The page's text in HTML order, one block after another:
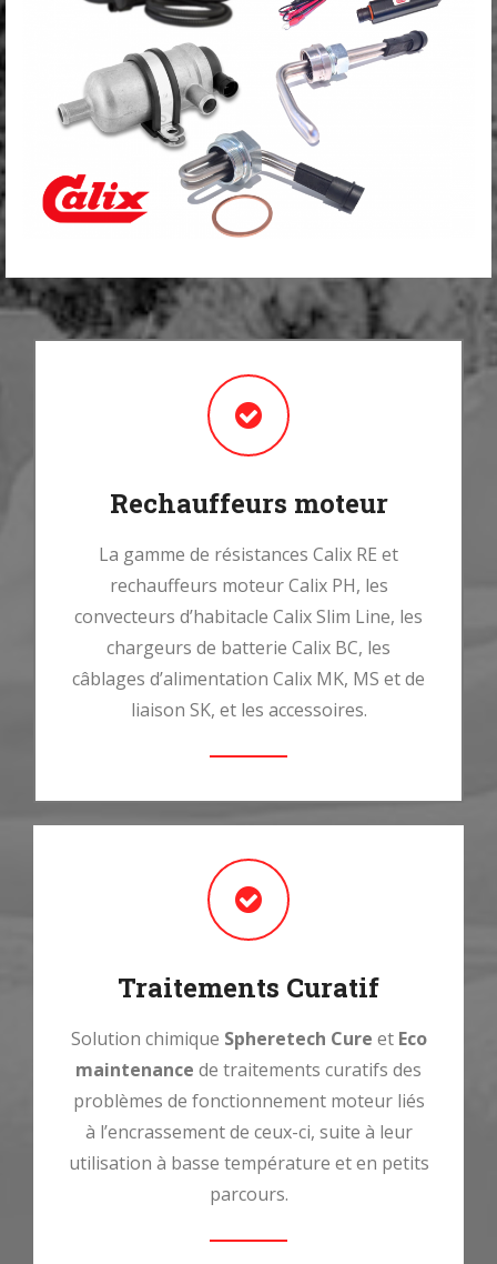
Rechauffeurs moteur
La gamme de résistances Calix RE et
rechauffeurs moteur Calix PH, les
convecteurs d’habitacle Calix Slim Line, les
chargeurs de batterie Calix BC, les
câblages d’alimentation Calix MK, MS et de
liaison SK, et les accessoires.
Traitements Curatif
Solution chimique Spheretech Cure et Eco
maintenance de traitements curatifs des
problèmes de fonctionnement moteur liés
à l’encrassement de ceux-ci, suite à leur
utilisation à basse température et en petits
parcours.